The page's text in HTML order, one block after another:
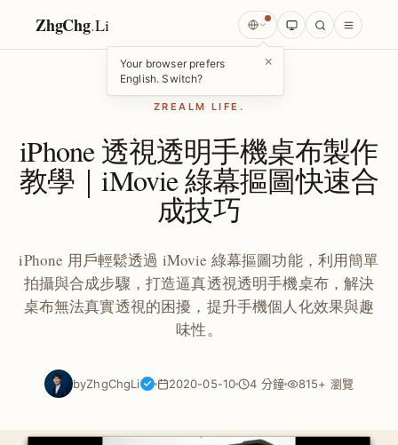
ZhgChg.Li
Your browser prefers
English. Switch?
×
ZREALM LIFE.
iPhone 透視透明手機桌布製作
教學｜iMovie 綠幕摳圖快速合
成技巧
iPhone 用戶輕鬆透過 iMovie 綠幕摳圖功能，利用簡單
拍攝與合成步驟，打造逼真透視透明手機桌布，解決
桌布無法真實透視的困擾，提升手機個人化效果與趣
味性。
byZhgChgLi 2020-05-10 4 分鐘 815+ 瀏覽